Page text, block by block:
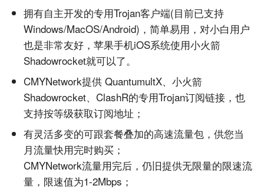
拥有自主开发的专用Trojan客户端(目前已支持
Windows/MacOS/Android)，简单易用，对小白用户
也是非常友好，苹果手机iOS系统使用小火箭
Shadowrocket就可以了。
CMYNetwork提供 QuantumultX、小火箭
Shadowrocket、ClashR的专用Trojan订阅链接，也
支持按等级获取订阅地址；
有灵活多变的可跟套餐叠加的高速流量包，供您当
月流量快用完时购买；
CMYNetwork流量用完后，仍旧提供无限量的限速流
量，限速值为1-2Mbps；